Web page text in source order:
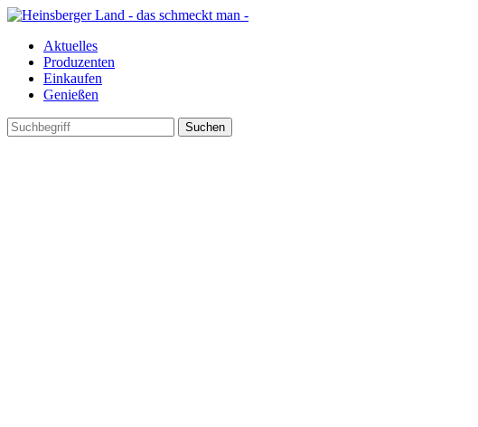
Aktuelles
Produzenten
Einkaufen
Genießen
Suchen
nach: